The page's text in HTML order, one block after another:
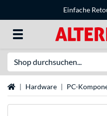
Einfache
StartseiteHardware PC-